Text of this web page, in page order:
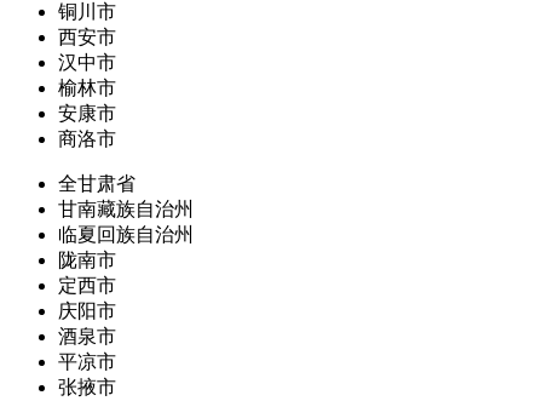
铜川市
西安市
汉中市
榆林市
安康市
商洛市
全甘肃省
甘南藏族自治州
临夏回族自治州
陇南市
定西市
庆阳市
酒泉市
平凉市
张掖市